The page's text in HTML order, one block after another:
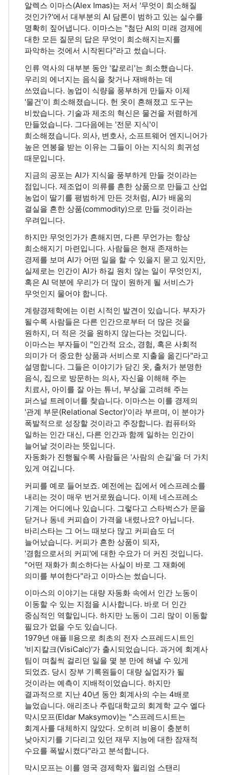
알렉스 이마스(Alex Imas)는 저서 '무엇이 희소해질
것인가?'에서 대부분의 AI 담론이 범하고 있는 실수를
명확히 짚어냅니다. 이마스는 "첨단 AI의 미래 경제에
대한 모든 질문의 답은 무엇이 희소해지는지를
파악하는 것에서 시작된다"라고 썼습니다.
인류 역사의 대부분 동안 '칼로리'는 희소했습니다.
우리의 에너지는 음식을 찾거나 재배하는 데
쓰였습니다. 농업이 식량을 풍부하게 만들자 이제
'물건'이 희소해졌습니다. 헌 옷이 흔해졌고 도구는
비쌌습니다. 기술과 제조의 혁신은 물건을 저렴하게
만들었습니다. 그다음에는 '전문 지식'이
희소해졌습니다. 의사, 변호사, 소프트웨어 엔지니어가
높은 연봉을 받는 이유는 그들이 아는 지식의 희귀성
때문입니다.
지금의 공포는 AI가 지식을 풍부하게 만들 것이라는
점입니다. 제조업이 의류를 흔한 상품으로 만들고 산업
농업이 딸기를 평범하게 만든 것처럼, AI가 배움의
결실을 흔한 상품(commodity)으로 만들 것이라는
우려입니다.
하지만 무엇인가가 흔해지면, 다른 무언가는 항상
희소해지기 마련입니다. 사람들은 현재 존재하는
경제를 보며 AI가 어떤 일을 할 수 있을지 묻고 있지만,
실제로는 인간이 AI가 하길 원치 않는 일이 무엇인지,
혹은 AI 덕분에 우리가 더 많이 원하게 될 서비스가
무엇인지 물어야 합니다.
계량경제학에는 이런 시적인 발견이 있습니다. 부자가
될수록 사람들은 다른 인간으로부터 더 많은 것을
원하지, 더 적은 것을 원하지 않는다는 것입니다.
이마스는 부자들이 "인간적 요소, 경험, 혹은 사회적
의미가 더 중요한 상품과 서비스로 지출을 옮긴다"라고
설명합니다. 그들은 이야기가 담긴 옷, 출처가 분명한
음식, 집으로 방문하는 의사, 자신을 이해해 주는
치료사, 아이를 잘 아는 튜너, 부상을 고려해 주는
퍼스널 트레이너를 찾습니다. 이마스는 이를 경제의
'관계 부문(Relational Sector)'이라 부르며, 이 분야가
폭발적으로 성장할 것이라고 주장합니다. 컴퓨터와
일하는 인간 대신, 다른 인간과 함께 일하는 인간이
늘어날 것이라는 뜻입니다.
자동화가 진행될수록 사람들은 '사람의 손길'을 더 가치
있게 여깁니다.
커피를 예로 들어보죠. 예전에는 집에서 에스프레소를
내리는 것이 매우 번거로웠습니다. 이제 네스프레소
기계는 어디에나 있습니다. 그렇다고 스타벅스가 문을
닫거나 동네 커피숍이 가격을 내렸나요? 아닙니다.
바리스타는 그 어느 때보다 많고 커피숍도 더
늘어났습니다. 커피가 흔한 상품이 되자,
'경험으로서의 커피'에 대한 수요가 더 커진 것입니다.
"어떤 재화가 희소하다는 사실이 바로 그 재화에
의미를 부여한다"라고 이마스는 썼습니다.
이마스의 이야기는 대량 자동화 속에서 인간 노동이
이동할 수 있는 지점을 시사합니다. 바로 더 인간
중심적인 역할입니다. 하지만 노동이 그리 많이 이동할
필요가 없을 수도 있습니다.
1979년 애플 II용으로 최초의 전자 스프레드시트인
'비지칼크(VisiCalc)'가 출시되었습니다. 과거에 회계사
팀이 며칠씩 걸리던 일을 몇 분 만에 해낼 수 있게
되었죠. 당시 장부 기록원들이 대량 실업자가 될
것이라는 예측이 지배적이었습니다. 하지만
결과적으로 지난 40년 동안 회계사의 수는 4배로
늘었습니다. 애리조나 주립대학교의 회계학 교수 엘다
막시모프(Eldar Maksymov)는 "스프레드시트는
회계사를 대체하지 않았다. 오히려 비용이 충분히
낮아지기를 기다리고 있던 재무 지능에 대한 잠재적
수요를 폭발시켰다"라고 분석합니다.
막시모프는 이를 영국 경제학자 윌리엄 스탠리